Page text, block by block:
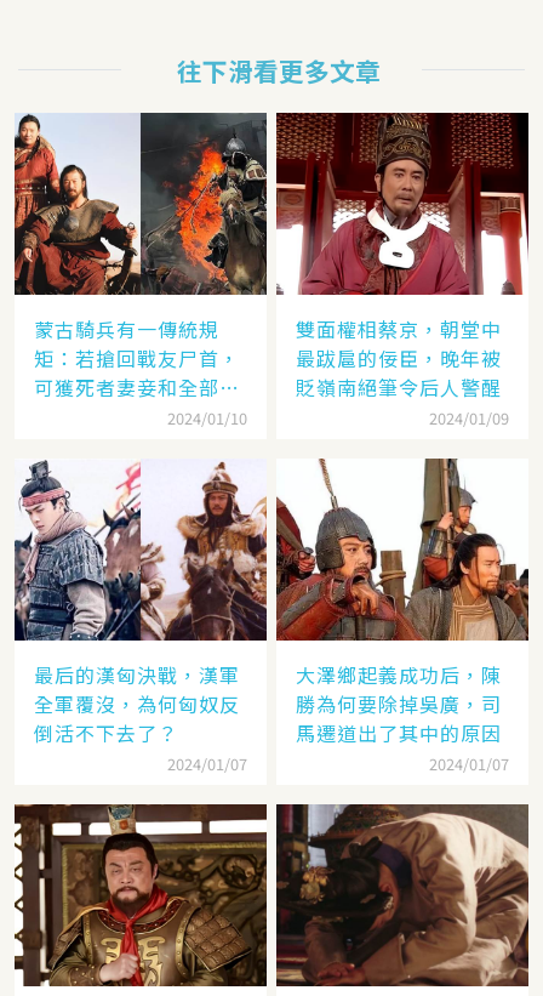
往下滑看更多文章
蒙古騎兵有一傳統規
矩：若搶回戰友尸首，
可獲死者妻妾和全部牲
2024/01/10
雙面權相蔡京，朝堂中
最跋扈的佞臣，晚年被
貶嶺南絕筆令后人警醒
2024/01/09
最后的漢匈決戰，漢軍
全軍覆沒，為何匈奴反
倒活不下去了？
2024/01/07
大澤鄉起義成功后，陳
勝為何要除掉吳廣，司
馬遷道出了其中的原因
2024/01/07